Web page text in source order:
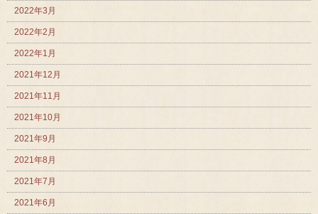
2022年3月
2022年2月
2022年1月
2021年12月
2021年11月
2021年10月
2021年9月
2021年8月
2021年7月
2021年6月